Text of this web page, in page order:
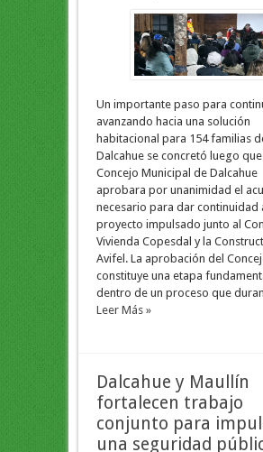
Un importante paso para
avanzando hacia una solución
habitacional para 154 familias
Dalcahue se concretó luego que
Concejo Municipal de Dalcahue
aprobara por unanimidad el
necesario para dar continuidad
proyecto impulsado junto al
Vivienda Copesdal y la
Avifel. La aprobación del
constituye una etapa
dentro de un proceso que
Leer Más »
Dalcahue y Maullín
fortalecen trabajo
conjunto para
una seguridad